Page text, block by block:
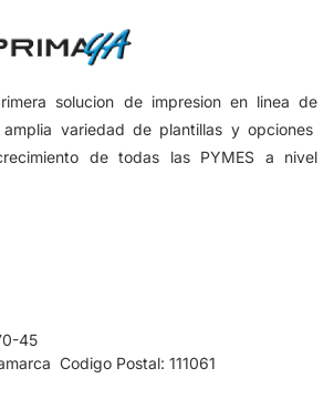
solucion de impresion en linea de
variedad de plantillas y opciones
de todas las PYMES a nivel
45
Codigo Postal: 111061